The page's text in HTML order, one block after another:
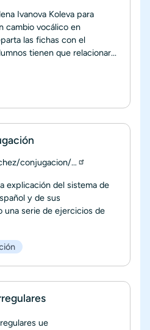
Ivanova Koleva para
cambio vocálico en
las fichas con el
tienen que relacionar...
conjugacion/…
explicación del sistema de
y de sus
una serie de ejercicios de
ue